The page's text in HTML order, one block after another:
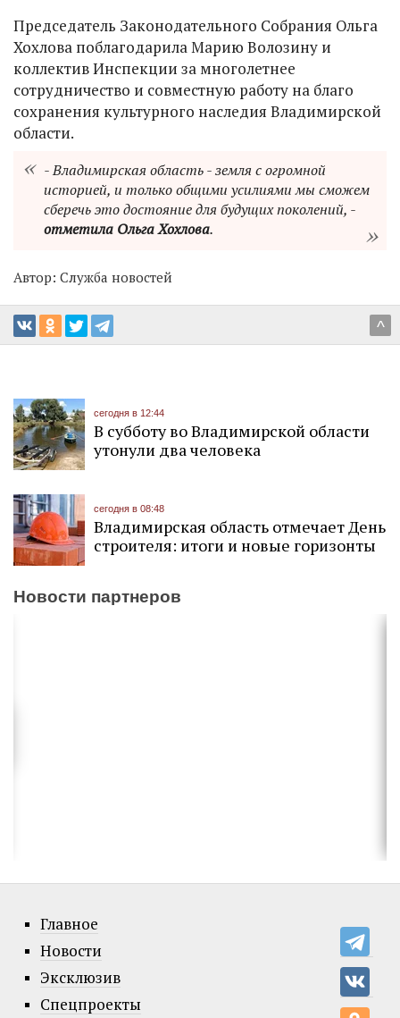
Председатель Законодательного Собрания Ольга
Хохлова поблагодарила Марию Волозину и
коллектив Инспекции за многолетнее
сотрудничество и совместную работу на благо
сохранения культурного наследия Владимирской
области.
-Владимирская область - земля с огромной
историей, и только общими усилиями мы сможем
сберечь это достояние для будущих поколений, -
отметила Ольга Хохлова.
Автор: Служба новостей
^
сегодня в 12:44
В субботу во Владимирской области
утонули два человека
сегодня в 08:48
Владимирская область отмечает День
строителя: итоги и новые горизонты
Новости партнеров
Главное
Новости
Эксклюзив
Спецпроекты